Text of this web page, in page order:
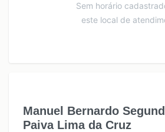
Sem horário
este local de
Manuel Bernardo
Paiva Lima da Cruz